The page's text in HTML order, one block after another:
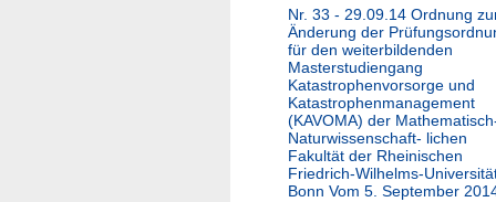
Nr. 33 - 29.09.14 Ordnung
Änderung der
für den weiterbildenden
Masterstudiengang
Katastrophenvorsorge und
Katastrophenmanagement
(KAVOMA) der
Naturwissenschaft- lichen
Fakultät der Rheinischen
Friedrich-Wilhelms-
Bonn Vom 5. September